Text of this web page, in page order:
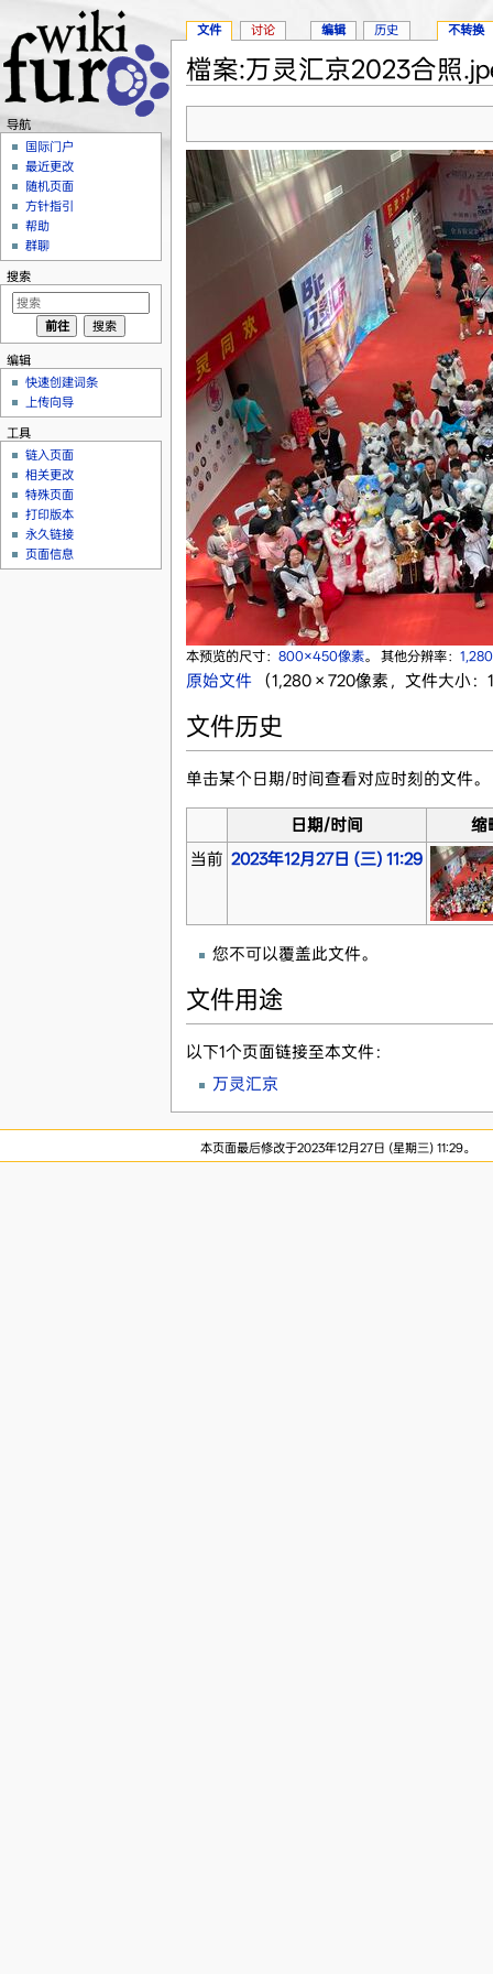
檔案:万灵汇京2023合照
本预览的尺寸： 800×450像素。 其他分辨率：
原始文件‎ （1,280 × 720像素，文件大小
文件历史
单击某个日期/时间查看对应时刻的文件。
日期/时间
缩
当前 2023年12月27日 (三) 11:29
您不可以覆盖此文件。
文件用途
以下1个页面链接至本文件：
万灵汇京
文件 讨论 编辑 历史 不转换
导航
国际门户
最近更改
随机页面
方针指引
帮助
群聊
搜索
编辑
快速创建词条
上传向导
工具
链入页面
相关更改
特殊页面
打印版本
永久链接
页面信息
本页面最后修改于2023年12月27日 (星期三) 11:29。